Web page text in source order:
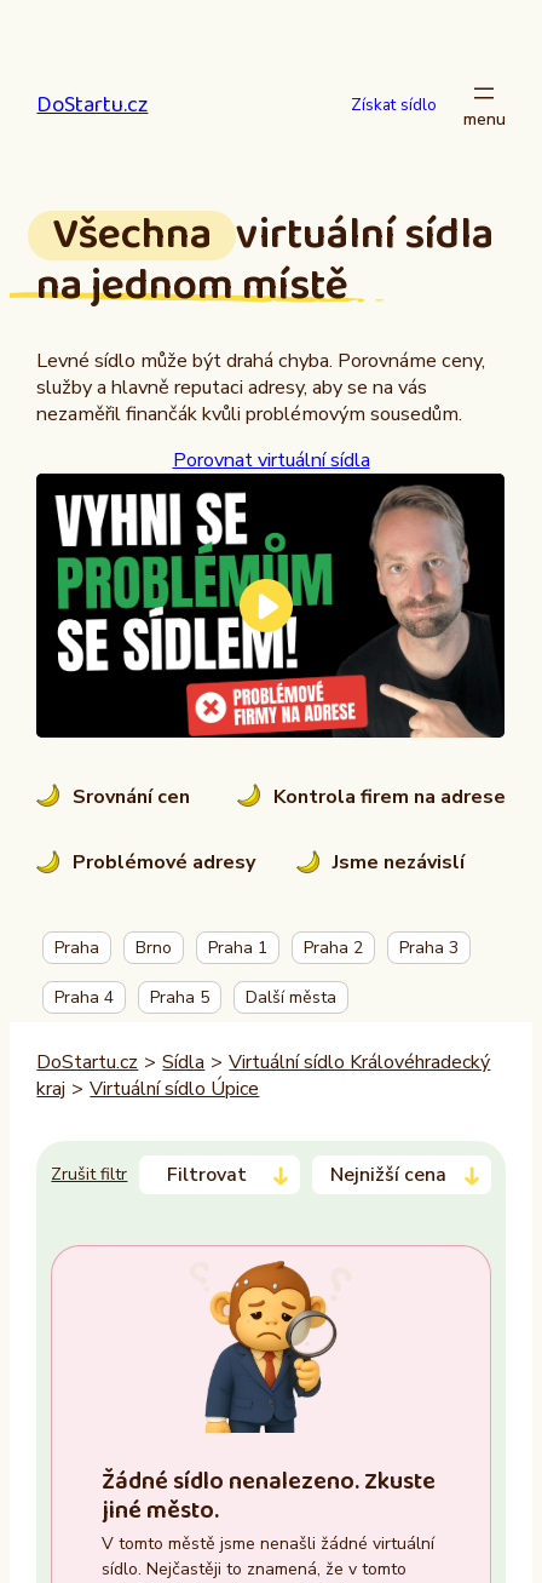
DoStartu.cz Získat sídlo
Všechna virtuální sídla
na jednom místě
Levné sídlo může být drahá chyba. Porovnáme ceny,
služby a hlavně reputaci adresy, aby se na vás
nezaměřil finančák kvůli problémovým sousedům.
Porovnat virtuální sídla
Srovnání cen Kontrola firem na adrese
Problémové adresy Jsme nezávislí
Praha Brno Praha 1 Praha 2 Praha 3
Praha 4 Praha 5 Další města
DoStartu.cz > Sídla > Virtuální sídlo Královéhradecký
kraj > Virtuální sídlo Úpice
Zrušit filtr Filtrovat Nejnižší cena
Trvalý pobyt
Ano
Ne
Žádné sídlo nenalezeno. Zkuste
jiné město.
V tomto městě jsme nenašli žádné virtuální
sídlo. Nejčastěji to znamená, že v tomto